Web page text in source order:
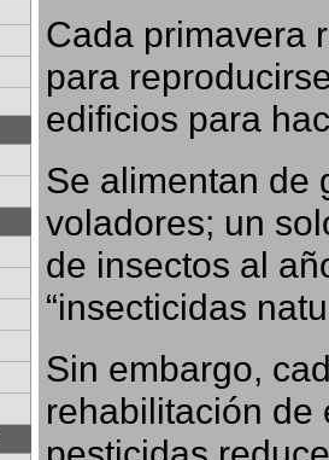
Cada primavera
para
edificios para
Se alimentan de
voladores; un
de insectos al
“insecticidas
Sin embargo,
rehabilitación de